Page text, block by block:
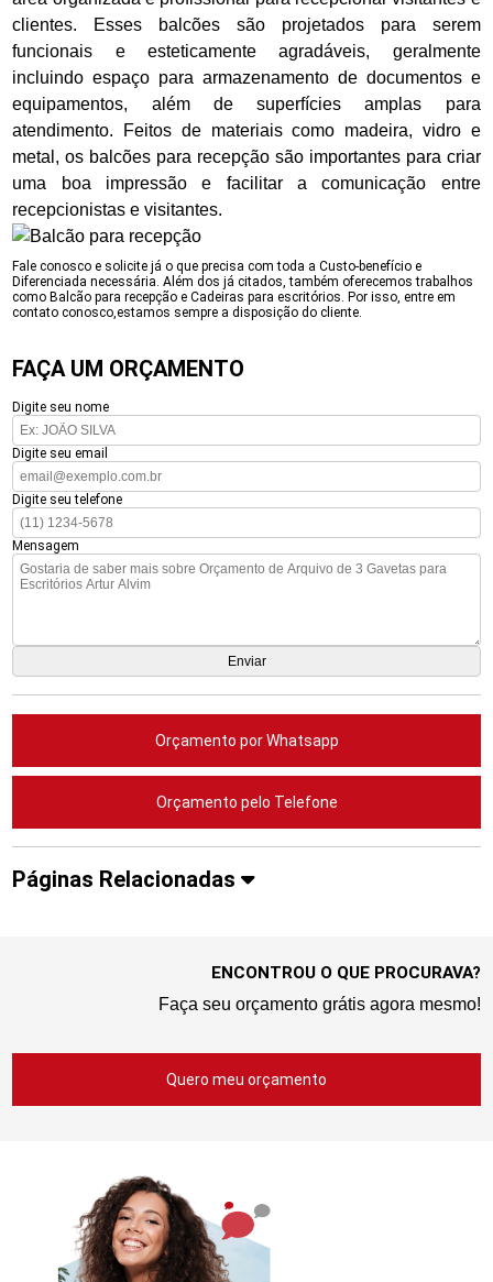
clientes. Esses balcões são projetados para serem
funcionais e esteticamente agradáveis, geralmente
incluindo espaço para armazenamento de documentos e
equipamentos, além de superfícies amplas para
atendimento. Feitos de materiais como madeira, vidro e
metal, os balcões para recepção são importantes para criar
uma boa impressão e facilitar a comunicação entre
recepcionistas e visitantes.
Fale conosco e solicite já o que precisa com toda a Custo-benefício e
Diferenciada necessária. Além dos já citados, também oferecemos trabalhos
como Balcão para recepção e Cadeiras para escritórios. Por isso, entre em
contato conosco,estamos sempre a disposição do cliente.
FAÇA UM ORÇAMENTO
Digite seu nome
Digite seu email
Digite seu telefone
Mensagem
Orçamento por Whatsapp
Orçamento pelo Telefone
Páginas Relacionadas
ENCONTROU O QUE PROCURAVA?
Faça seu orçamento grátis agora mesmo!
Quero meu orçamento